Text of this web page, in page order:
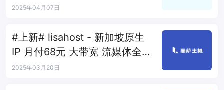
1T 10Gbps
2025年04月07日
#上新# lisahost - 新加坡原生
IP 月付68元 大带宽 流媒体全解
锁
2025年03月20日